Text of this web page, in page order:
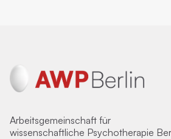
Arbeitsgemeinschaft für
wissenschaftliche Psychotherapie